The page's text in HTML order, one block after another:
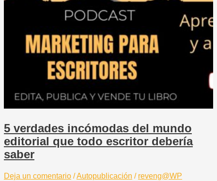
5 verdades incómodas del mundo
editorial que todo escritor debería
saber
Deja un comentario /Autopublicación / reveng@WP